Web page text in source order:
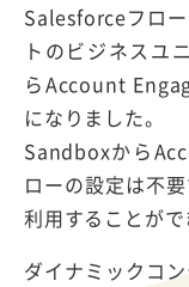
Salesforceフロ
トのビジネスユ
らAccount
になりました。
Sandboxから
ローの設定は不
利用することがで
ダイナミックコ